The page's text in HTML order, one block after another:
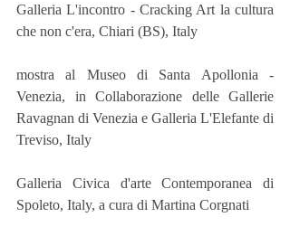
Galleria L'incontro - Cracking Art la cultura
che non c'era, Chiari (BS), Italy
mostra al Museo di Santa Apollonia -
Venezia, in Collaborazione delle Gallerie
Ravagnan di Venezia e Galleria L'Elefante di
Treviso, Italy
Galleria Civica d'arte Contemporanea di
Spoleto, Italy, a cura di Martina Corgnati